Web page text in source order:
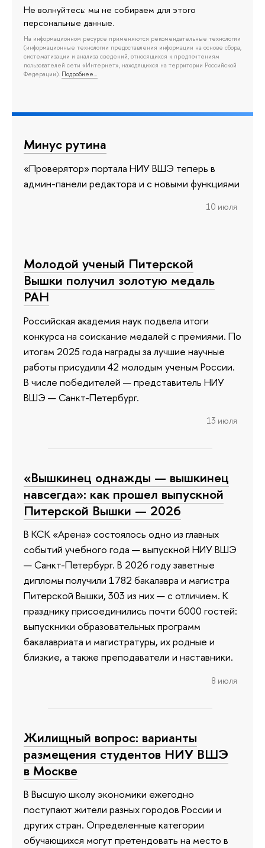
Не волнуйтесь: мы не собираем для этого
персональные данные.
На информационном ресурсе применяются рекомендательные технологии
(информационные технологии предоставления информации на основе сбора,
систематизации и анализа сведений, относящихся к предпочтениям
пользователей сети «Интернет», находящихся на территории Российской
Федерации). Подробнее…
Минус рутина
«Проверятор» портала НИУ ВШЭ теперь в
админ-панели редактора и с новыми функциями
10 июля
Молодой ученый Питерской
Вышки получил золотую медаль
РАН
Российская академия наук подвела итоги
конкурса на соискание медалей с премиями. По
итогам 2025 года награды за лучшие научные
работы присудили 42 молодым ученым России.
В числе победителей — представитель НИУ
ВШЭ — Санкт-Петербург.
13 июля
«Вышкинец однажды — вышкинец
навсегда»: как прошел выпускной
Питерской Вышки — 2026
В КСК «Арена» состоялось одно из главных
событий учебного года — выпускной НИУ ВШЭ
— Санкт-Петербург. В 2026 году заветные
дипломы получили 1782 бакалавра и магистра
Питерской Вышки, 303 из них — с отличием. К
празднику присоединились почти 6000 гостей:
выпускники образовательных программ
бакалавриата и магистратуры, их родные и
близкие, а также преподаватели и наставники.
8 июля
Жилищный вопрос: варианты
размещения студентов НИУ ВШЭ
в Москве
В Высшую школу экономики ежегодно
поступают жители разных городов России и
других стран. Определенные категории
обучающихся могут претендовать на место в